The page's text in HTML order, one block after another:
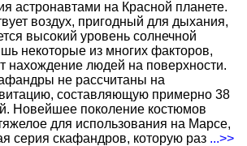
астронавтами на Красной планете.
воздух, пригодный для дыхания,
высокий уровень солнечной
некоторые из многих факторов,
нахождение людей на поверхности.
не рассчитаны на
составляющую примерно 38
Новейшее поколение костюмов
для использования на Марсе,
серия скафандров, которую раз ...>>